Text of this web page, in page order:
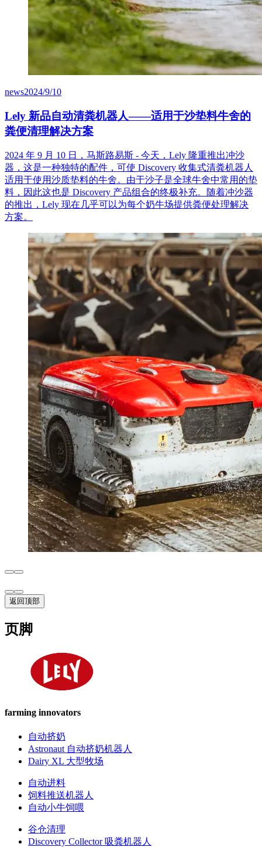
news2024/9/10
Lely 新品自动清粪机器人——适用于沙垫料牛舍的
粪便清理解决方案
2024 年 9 月 10 日，马斯路易斯 - 今天，Lely 隆重推出冲沙
器，这是一种独特的配件，可使 Discovery 收集式清粪机器人
适用于使用沙质垫料的牛舍。由于沙子是全球牛舍中常用的垫
料，因此这也是 Discovery 产品组合的终极补充。随着冲沙器
的推出，Lely 现在几乎可以为每个奶牛场提供粪便处理解决
方案。
返回顶部
页脚
farming innovators
自动挤奶
Astronaut 自动挤奶机器人
Dairy XL 大型牧场
自动进料
饲料推送机器人
自动小牛饲喂
谷仓清理
Discovery Collector 吸粪机器人